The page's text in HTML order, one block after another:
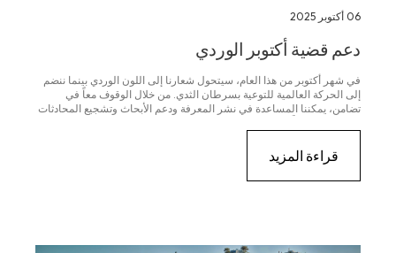
06 أكتوبر 2025
دعم قضية أكتوبر الوردي
في شهر أكتوبر من هذا العام، سيتحول شعارنا إلى اللون الوردي بينما ننضم
إلى الحركة العالمية للتوعية بسرطان الثدي. من خلال الوقوف معاً في
تضامن، يمكننا المساعدة في نشر المعرفة ودعم الأبحاث وتشجيع المحادثات
قراءة المزيد